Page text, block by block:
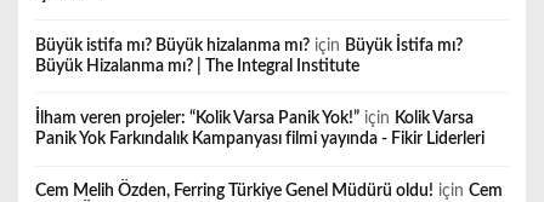
Büyük istifa mı? Büyük hizalanma mı? için Büyük İstifa mı?
Büyük Hizalanma mı? | The Integral Institute
İlham veren projeler: “Kolik Varsa Panik Yok!” için Kolik Varsa
Panik Yok Farkındalık Kampanyası filmi yayında - Fikir Liderleri
Cem Melih Özden, Ferring Türkiye Genel Müdürü oldu! için Cem